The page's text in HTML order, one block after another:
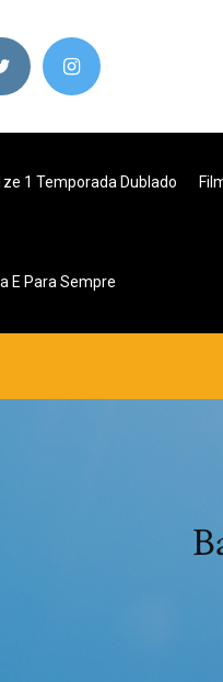
1 Temporada Dublado
E Para Sempre